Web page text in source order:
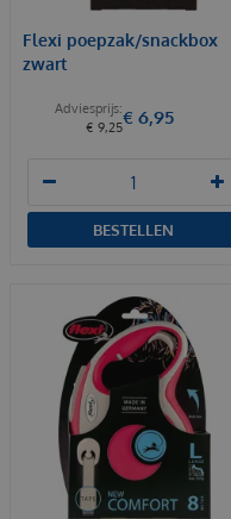
Flexi poepzak/snackbox
zwart
€ 9,25€ 6,95
BESTELLEN